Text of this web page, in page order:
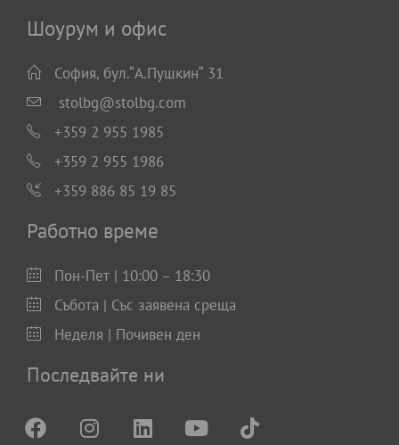
Шоурум и офис
София, бул.“А.Пушкин“ 31
stolbg@stolbg.com
+359 2 955 1985
+359 2 955 1986
+359 886 85 19 85
Работно време
Пон-Пет | 10:00 – 18:30
Събота | Със заявена среща
Неделя | Почивен ден
Последвайте ни